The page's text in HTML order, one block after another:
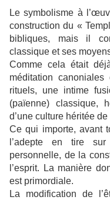
Le symbolisme à
construction du «
bibliques, mais il
classique et ses
Comme cela était
méditation
rituels, une intime
(païenne) classique,
d’une culture héritée de
Ce qui importe, avant
l’adepte en tire
personnelle, de la
l’esprit. La manière
est primordiale.
La modification de